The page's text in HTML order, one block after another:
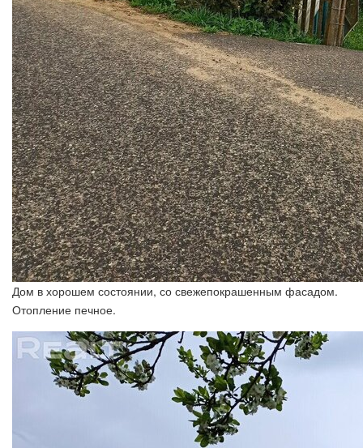
Дом в хорошем состоянии, со свежепокрашенным фасадом.
Отопление печное.